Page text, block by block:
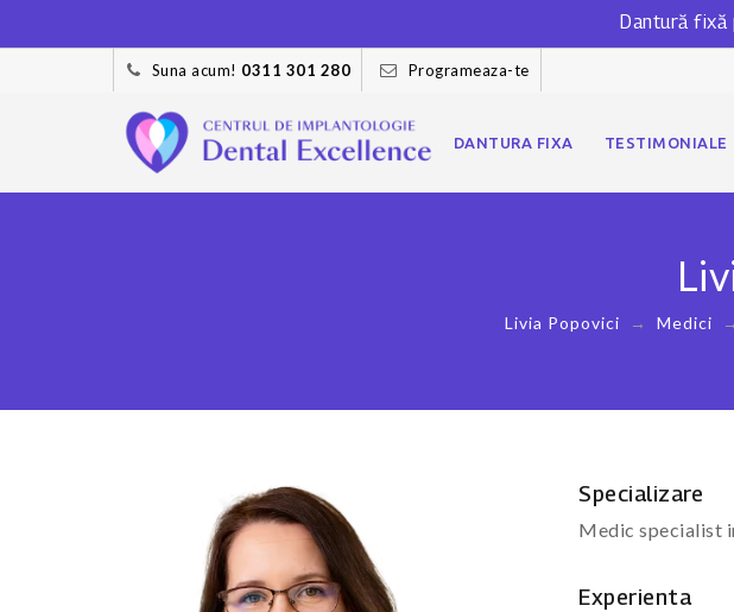
Dantură fixă
Suna acum! 0311 301 280 Programeaza-te
DANTURA FIXA TESTIMONIALE
Livia Popovici → Medici
Specializare
Medic specialist
Experienta